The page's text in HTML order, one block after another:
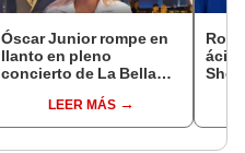
Óscar Junior rompe en
llanto en pleno
concierto de La Bella
denuncia de Naldy
Saldaña
LEER MÁS
has